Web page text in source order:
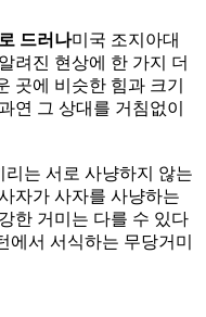
드러나미국 조지아대
려진 현상에 한 가지 더
곳에 비슷한 힘과 크기
연 그 상대를 거침없이
는 서로 사냥하지 않는
자가 사자를 사냥하는
한 거미는 다를 수 있다
서 서식하는 무당거미